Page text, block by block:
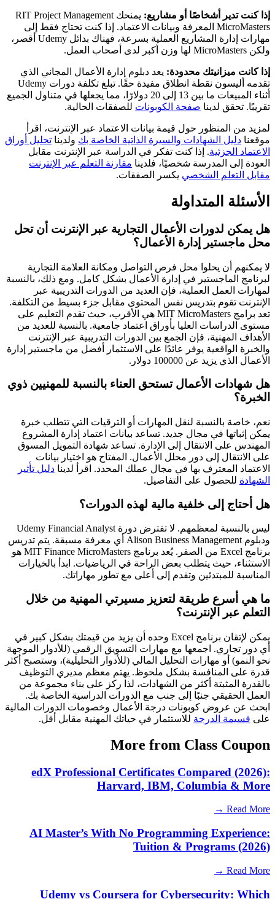
إذا كنت تدير أشخاصًا أو مشاريع:
يمنحك RIT Project Management
MicroMasters المعرفة وبيانات الاعتماد. إذا كنت تحتاج فقط إلى
مهارات إدارة المشاريع العملية بسرعة، فهناك بدائل Udemy أقصر،
ولكن MicroMasters لها وزن أكبر لدى أصحاب العمل.
إذا كانت ميزانيتك محدودة: يعد دبلوم إدارة الأعمال المجاني الذي
تقدمه أليسون نقطة انطلاق مفيدة حقًا. تبلغ تكلفة دورات Udemy
أثناء المبيعات ما بين 13 إلى 20 دولارًا، مما يجعلها في متناول الجميع
تقريبًا. تحقق لدينا صفحة الكوبونات للصفقات الحالية.
لمزيد من المنظور حول قيمة بيانات الاعتماد عبر الإنترنت، اقرأ
موقعنا دليل الشهادات والسيرة الذاتية الخاصة بك ولدينا تحليل أوراق
الاعتماد الجزئية. إذا كنت تفكر في الدراسة عبر الإنترنت مقابل
العودة إلى المدرسة شخصيًا، فلدينا مقارنة التعلم عبر الإنترنت
مقابل التعلم الشخصي يكسر الصفقات.
الأسئلة المتداولة
هل يمكن لدورات الأعمال التجارية عبر الإنترنت أن تحل
محل ماجستير إدارة الأعمال؟
لا يمكنهم أن يحلوا محل فرص التواصل ومكانة العلامة التجارية
لبرنامج الماجستير في إدارة الأعمال بشكل كامل. ومع ذلك، بالنسبة
لمهارات العمل العملية، فإن العديد من الدورات التدريبية عبر
الإنترنت تقوم بتدريس نفس المحتوى مقابل جزء بسيط من التكلفة.
تعد برامج MIT MicroMasters هي الأقرب، حيث تقدم التعليم على
مستوى الدراسات العليا بأوراق اعتماد جامعية. بالنسبة للعديد من
الأهداف المهنية، فإن الجمع بين الدورات التدريبية عبر الإنترنت
والخبرة الواقعية يوفر عائدًا على الاستثمار أفضل من ماجستير إدارة
الأعمال الذي يزيد عن 100000 دولار.
هل شهادات الأعمال تستحق العناء بالنسبة للمهنيين ذوي
الخبرة؟
نعم، خاصة بالنسبة لنقل المهارات أو الترقيات التي تتطلب خبرة
يمكن إثباتها في مجال جديد. تساعد بيانات اعتماد إدارة المشروع
المهندس على الانتقال إلى الإدارة. تساعد شهادة التمويل المسوق
على الانتقال إلى دور محلل الأعمال. المفتاح هو اختيار بيانات
الاعتماد المعترف بها في مجال عملك المحدد. اقرأ لدينا دليل تأثير
الشهادة للحصول على التفاصيل.
هل أحتاج إلى خلفية مالية لهذه الدورات؟
ليس بالنسبة لمعظمهم. لا تفترض دورة Udemy Financial Analyst
ودبلوم Alison Business Management أي معرفة مسبقة. يتم تدريس
برنامج Excel من الصفر. يُعد برنامج MIT Finance MicroMasters هو
الاستثناء، حيث يتطلب بعض الراحة في الرياضيات. ابدأ بالخيارات
المناسبة للمبتدئين وتقدم إلى أعلى مع تطور مهاراتك.
ما هي أسرع طريقة لتعزيز مسيرتي المهنية من خلال
التعلم عبر الإنترنت؟
يمكن لإتقان برنامج Excel وحده أن يزيد من قيمتك بشكل كبير في
أي دور تجاري. اجمعها مع مهارات التسويق الرقمي (للأدوار الموجهة
نحو النمو) أو مهارات التحليل المالي (للأدوار التحليلية)، وستصبح أكثر
قدرة على المنافسة بشكل ملحوظ. يهتم معظم مديري التوظيف
بالقدرة المثبتة أكثر من الشهادات، لذا ركز على بناء مجموعة من
العمل الحقيقي جنبًا إلى جنب مع الدورات الدراسية الخاصة بك.
ابحث عن عروض كوبونات درجة الأعمال وخصومات الدورات المالية
على قسيمة الدرجة للاستثمار في حياتك المهنية مقابل أقل.
More from Class Coupon
edX Professional Certificates Compared (2026):
Harvard, IBM, Columbia & More
Read More →
AI Master’s With No Programming Experience:
Tuition & Programs (2026)
Read More →
Udemy vs Coursera for Cybersecurity: Which